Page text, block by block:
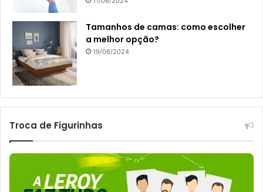
Tamanhos de camas: como escolher
a melhor opção?
19/06/2024
Troca de Figurinhas